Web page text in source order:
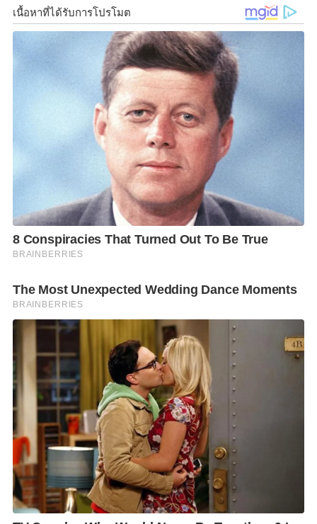
อาหารจะมีความเป็นกรดสูง หากเชื้ออยู่ในร่างกายเป็น
เวลานาน อาจกระตุ้นให้เกิดการอักเสบเรื้อรัง ทำให้เยื่อ
บุกระเพาะอาหารอ่อนแอลง และเพิ่มความเสี่ยงต่อโรค
ทางเดินอาหาร รวมถึงมะเร็งกระเพาะอาหารได้
ทั้งนี้ ผู้ติดเชื้อจำนวนมากอาจไม่แสดงอาการในระยะแรก
ทำให้การติดเชื้อดำเนินไปอย่างเงียบ ๆ นานหลายปีโดย
เชื้อ H. pylori ติดต่อได้อย่างไร
ปัจจุบันยังไม่สามารถระบุช่องทางการติดต่อของเชื้อ H.
pylori ได้ชัดเจนทั้งหมด แต่เชื่อว่าอาจเกี่ยวข้องกับการได้
รับเชื้อผ่านทางปาก เช่น การรับประทานอาหารหรือน้ำ
อาหารหรือหลังเข้าห้องน้ำ การใช้ภาชนะร่วมกันอย่างไม่
ถูกสุขลักษณะ รวมถึงการอยู่ในสภาพแวดล้อมที่แออัด
หรือมีสุขอนามัยไม่เหมาะสม
อาการที่ไม่ควรมองข้าม
ในระยะแรก การติดเชื้อ H. pylori อาจไม่แสดงอาการ
ชัดเจน แต่หากมีอาการทางระบบทางเดินอาหารเรื้อรัง
เป็น ๆ หาย ๆ รุนแรงขึ้น หรือเริ่มรบกวนการใช้ชีวิต
ประจำวัน ควรพบแพทย์เฉพาะทางเพื่อตรวจหาสาเหตุ
อาการที่ควรสังเกตได้แก่
ปวดหรือแสบบริเวณลิ้นปี่
ท้องอืด แน่นท้อง หรือเรอบ่อย